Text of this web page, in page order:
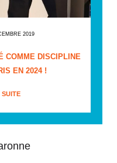
2019
COMME DISCIPLINE
EN 2024 !